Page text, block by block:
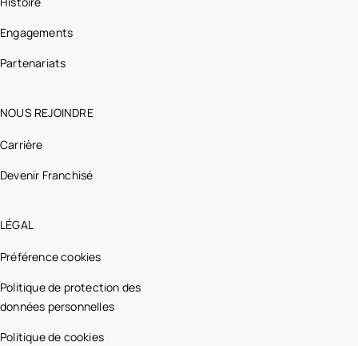
Engagements
Partenariats
NOUS REJOINDRE
Carrière
Devenir Franchisé
LÉGAL
Préférence cookies
Politique de protection des
données personnelles
Politique de cookies